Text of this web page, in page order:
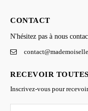
CONTACT
N'hésitez pas à nous
RECEVOIR
Inscrivez-vous pour